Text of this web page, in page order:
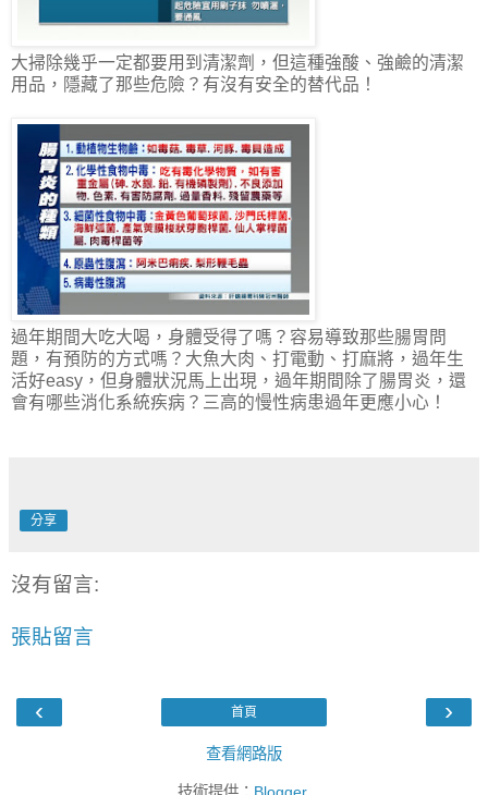
大掃除幾乎一定都要用到清潔劑，但這種強酸、強鹼的清潔
用品，隱藏了那些危險？有沒有安全的替代品！
過年期間大吃大喝，身體受得了嗎？容易導致那些腸胃問
題，有預防的方式嗎？大魚大肉、打電動、打麻將，過年生
活好easy，但身體狀況馬上出現，過年期間除了腸胃炎，還
會有哪些消化系統疾病？三高的慢性病患過年更應小心！
分享
沒有留言:
張貼留言
‹ ›
首頁
查看網路版
技術提供： Blogger.